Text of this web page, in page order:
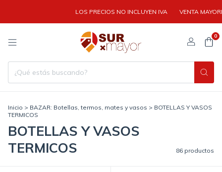
LOS PRECIOS NO INCLUYEN IVA VENTA MAYORISTA |
0
Inicio > BAZAR: Botellas, termos, mates y vasos > BOTELLAS Y VASOS
TERMICOS
BOTELLAS Y VASOS
TERMICOS
86 productos